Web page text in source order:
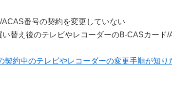
ACAS番号の契約を変更していない
替え後のテレビやレコーダーのB-CASカード/
契約中のテレビやレコーダーの変更手順が知り